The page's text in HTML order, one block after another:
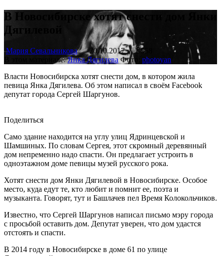
В Новосибирске хотят снести дом Янки
Дягилевой
Мария Севальникова 20.10.2017
1 558
В этом материале:Янка Дягилева Фото: photoyan
Власти Новосибирска хотят снести дом, в котором жила
певица Янка Дягилева. Об этом написал в своём Facebook
депутат города Сергей Шаргунов.
Поделиться
Само здание находится на углу улиц Ядринцевской и
Шамшиных. По словам Сергея, этот скромный деревянный
дом непременно надо спасти. Он предлагает устроить в
одноэтажном доме певицы музей русского рока.
Хотят снести дом Янки Дягилевой в Новосибирске. Особое
место, куда едут те, кто любит и помнит ее, поэта и
музыканта. Говорят, тут и Башлачев пел Время Колокольчиков.
Известно, что Сергей Шаргунов написал письмо мэру города
с просьбой оставить дом. Депутат уверен, что дом удастся
отстоять и спасти.
В 2014 году в Новосибирске в доме 61 по улице